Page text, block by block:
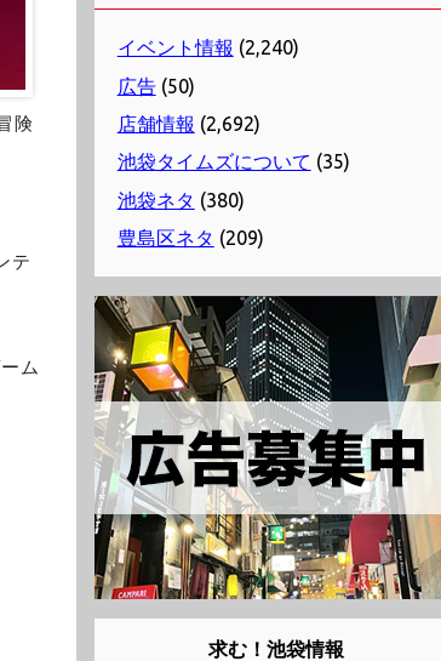
険
テ
ム
イベント情報 (2,240)
広告(50)
店舗情報 (2,692)
池袋タイムズについて (35)
池袋ネタ (380)
豊島区ネタ (209)
求む！池袋情報